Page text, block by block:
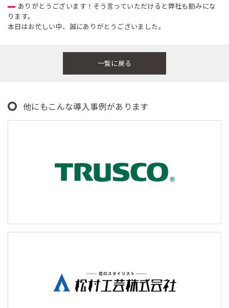
ありがとうございます！そう言っていただけると弊社も励みにな
ります。
本日はお忙しい中、誠にありがとうございました。
一覧に戻る
他にもこんな導入事例があります